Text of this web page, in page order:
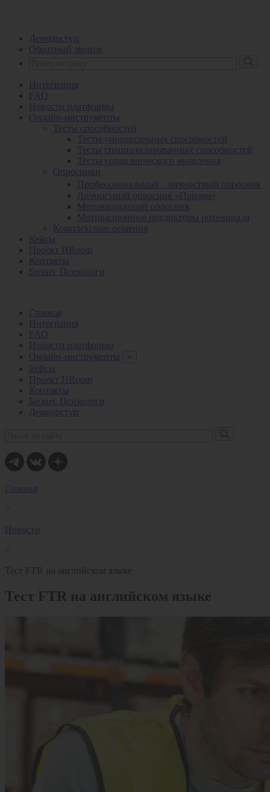
Демодоступ
Обратный звонок
Интеграция
FAQ
Новости платформы
Онлайн-инструменты
Тесты способностей
Тесты универсальных способностей
Тесты специализированных способностей
Тесты управленческого мышления
Опросники
Профессиональный личностный опросник
Личностный опросник «Призма»
Мотивационный опросник
Мотивационные предикторы потенциала
Комплексные решения
Кейсы
Проект HRoom
Контакты
Бизнес Психологи
Главная
Интеграция
FAQ
Новости платформы
Онлайн-инструменты
+
Кейсы
Проект HRoom
Контакты
Бизнес Психологи
Демодоступ
Главная
>
Новости
>
Тест FTR на английском языке
Тест FTR на английском языке